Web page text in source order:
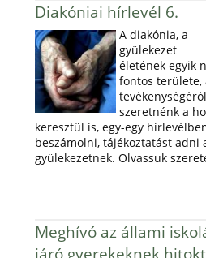
Diakóniai hírlevél 6.
A diakónia, a
gyülekezet
életének egyik
fontos területe,
szeretnénk a
keresztül is, egy-egy
beszámolni, tájékoztatást adni
gyülekezetnek. Olvassuk
Meghívó az állami
járó gyerekeknek